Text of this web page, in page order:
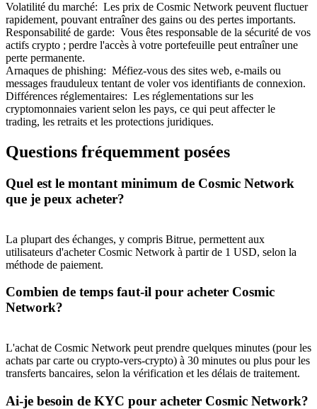
Parrainage
Invitez un ami pour recevoir des récompenses en espèces
BTC Welcome Rewards
BTC Welcome Rewards
Share 500000 CASHCAT prize pool
Volatilité du marché: Les prix de Cosmic Network peuvent fluctuer
rapidement, pouvant entraîner des gains ou des pertes importants.
Responsabilité de garde: Vous êtes responsable de la sécurité de vos
actifs crypto ; perdre l'accès à votre portefeuille peut entraîner une
perte permanente.
Arnaques de phishing: Méfiez-vous des sites web, e-mails ou
messages frauduleux tentant de voler vos identifiants de connexion.
Différences réglementaires: Les réglementations sur les
cryptomonnaies varient selon les pays, ce qui peut affecter le
trading, les retraits et les protections juridiques.
Questions fréquemment posées
Quel est le montant minimum de Cosmic Network
que je peux acheter?
La plupart des échanges, y compris Bitrue, permettent aux
utilisateurs d'acheter Cosmic Network à partir de 1 USD, selon la
méthode de paiement.
Combien de temps faut-il pour acheter Cosmic
Network?
L'achat de Cosmic Network peut prendre quelques minutes (pour les
achats par carte ou crypto-vers-crypto) à 30 minutes ou plus pour les
transferts bancaires, selon la vérification et les délais de traitement.
Ai-je besoin de KYC pour acheter Cosmic Network?